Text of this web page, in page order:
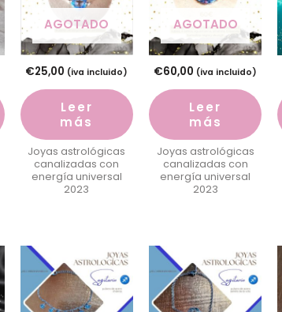
AGOTADO
€25,00 (iva incluido)
Leer
más
Joyas astrológicas
canalizadas con
energía universal
2023
AGOTADO
€60,00 (iva incluido)
Leer
más
Joyas astrológicas
canalizadas con
energía universal
2023